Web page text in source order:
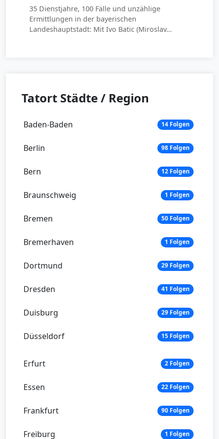
35 Dienstjahre, 100 Fälle und unzählige
Ermittlungen in der bayerischen
Landeshauptstadt: Mit Ivo Batic (Miroslav…
Tatort Städte / Region
Baden-Baden 14 Folgen
Berlin 98 Folgen
Bern 12 Folgen
Braunschweig 1 Folgen
Bremen 50 Folgen
Bremerhaven 1 Folgen
Dortmund 29 Folgen
Dresden 41 Folgen
Duisburg 29 Folgen
Düsseldorf 15 Folgen
Erfurt 2 Folgen
Essen 22 Folgen
Frankfurt 90 Folgen
Freiburg 1 Folgen